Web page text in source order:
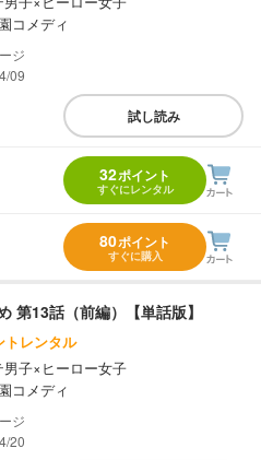
コメディ
09
試し読み
32ポイント
すぐにレンタル
80ポイント
すぐに購入
第13話（前編）【単話版】
トレンタル
子×ヒーロー女子
コメディ
20